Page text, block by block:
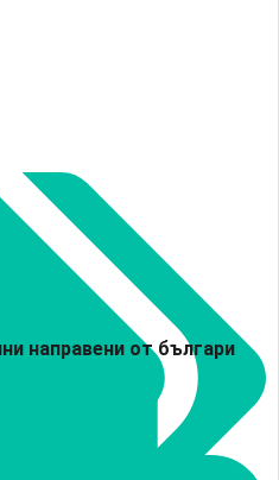
направени от българи